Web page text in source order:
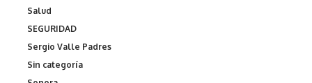
Salud
SEGURIDAD
Sergio Valle Padres
Sin categoría